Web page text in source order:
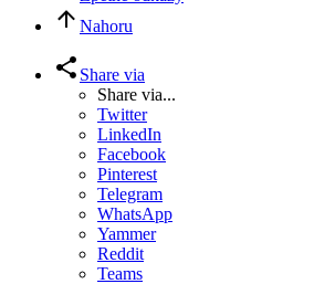
Nahoru
Share via
Share via...
Twitter
LinkedIn
Facebook
Pinterest
Telegram
WhatsApp
Yammer
Reddit
Teams